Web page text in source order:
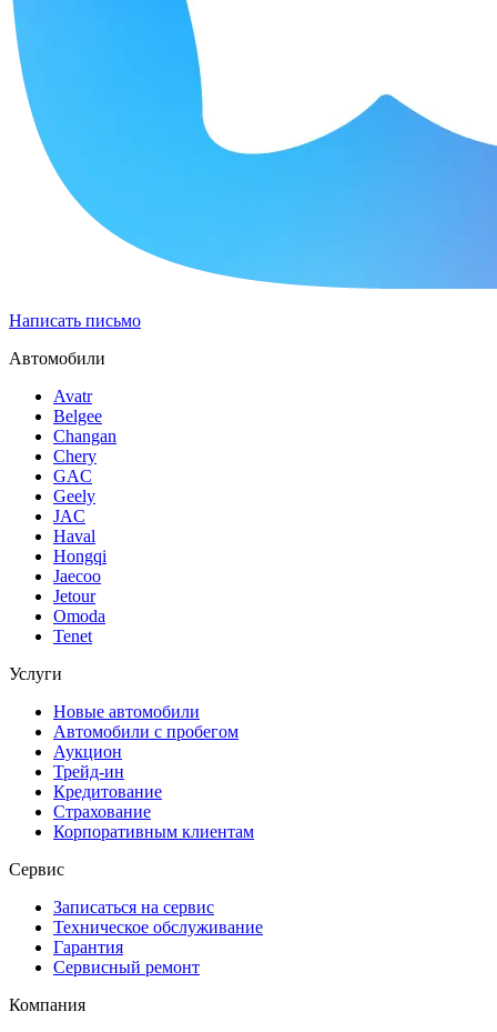
Написать письмо
Автомобили
Avatr
Belgee
Changan
Chery
GAC
Geely
JAC
Haval
Hongqi
Jaecoo
Jetour
Omoda
Tenet
Услуги
Новые автомобили
Автомобили с пробегом
Аукцион
Трейд-ин
Кредитование
Страхование
Корпоративным клиентам
Сервис
Записаться на сервис
Техническое обслуживание
Гарантия
Сервисный ремонт
Компания